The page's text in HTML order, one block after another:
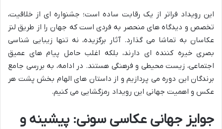
این رویداد فراتر از یک رقابت ساده است؛ جشنواره ای از خلاقیت،
تخصص و دیدگاه های منحصر به فردی است که جهان را از طریق لنز
عکاسان به تماشا می گذارد. آثار برگزیده، نه تنها زیبایی شناسی
بصری خیره کننده ای دارند، بلکه اغلب حامل پیام های عمیق
اجتماعی، زیست محیطی و فرهنگی هستند. در ادامه، به بررسی جامع
برندگان این دوره می پردازیم و از داستان های الهام بخش پشت هر
عکس و اهمیت جهانی این رویداد رمزگشایی می کنیم.
جوایز جهانی عکاسی سونی: پیشینه و